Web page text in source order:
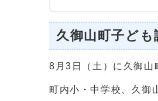
久御山町子ども
8月3日（土）に久御山
町内小・中学校、久御